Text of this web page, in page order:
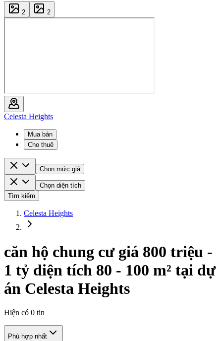
2 2
Celesta Heights
Mua bán
Cho thuê
Chọn mức giá
Chọn diện tích
Tìm kiếm
Celesta Heights
căn hộ chung cư giá 800 triệu -
1 tỷ diện tích 80 - 100 m² tại dự
án Celesta Heights
Hiện có 0 tin
Phù hợp nhất